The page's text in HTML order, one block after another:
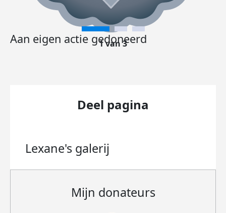
Aan eigen actie gedoneerd
1 van 3
Deel pagina
Lexane's galerij
Mijn donateurs